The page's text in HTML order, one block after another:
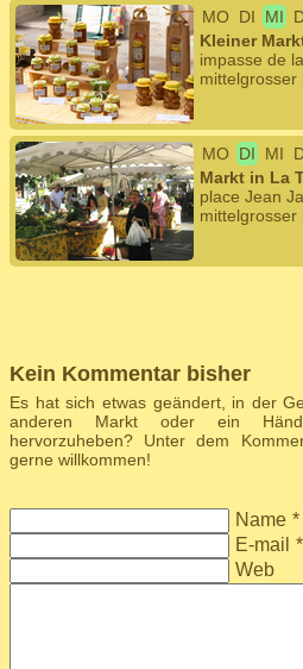
MO DI MI
Kleiner
impasse de
mittelgrosser
MO DI MI
Markt in La
place Jean
mittelgrosser
Kein Kommentar bisher
Es hat sich etwas geändert, in der
anderen Markt oder ein
hervorzuheben? Unter dem
gerne willkommen!
Name *
E-mail *
Web